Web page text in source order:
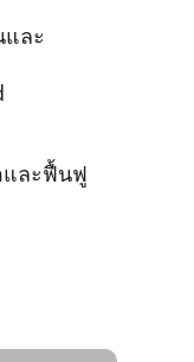
และ
และฟื้นฟู